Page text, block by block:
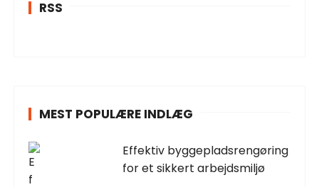
RSS
MEST POPULÆRE INDLÆG
Effektiv byggepladsrengøring
for et sikkert arbejdsmiljø